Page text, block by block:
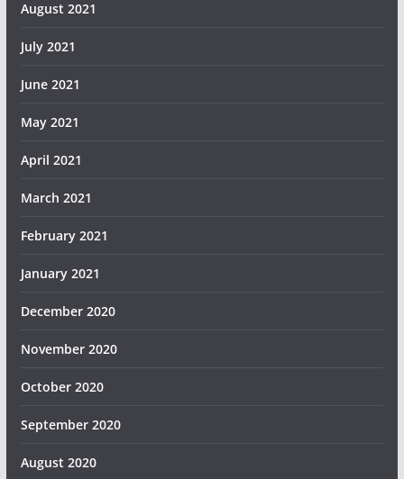
August 2021
July 2021
June 2021
May 2021
April 2021
March 2021
February 2021
January 2021
December 2020
November 2020
October 2020
September 2020
August 2020